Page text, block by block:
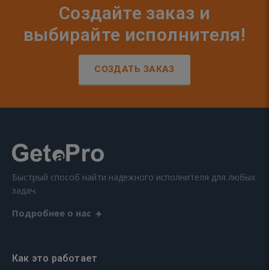
Создайте заказ и
выбирайте исполнителя!
СОЗДАТЬ ЗАКАЗ
Быстрый способ найти надежного исполнителя для любых
задач.
Подробнее о нас
Как это работает